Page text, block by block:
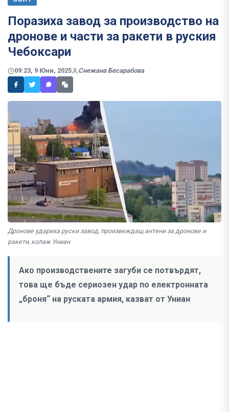
Поразиха завод за производство на
дронове и части за ракети в руския
Чебоксари
09:23, 9 Юни, 2025 Снежана Бесарабова
Дронове удариха руски завод, произвеждащ антени за дронове и
ракети, колаж Униан
Ако производствените загуби се потвърдят,
това ще бъде сериозен удар по електронната
„броня“ на руската армия, казват от Униан